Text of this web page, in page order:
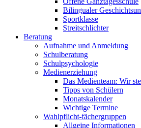
Bilingualer
Sportklasse
Streitschlichter
Beratung
Aufnahme und Anmeldung
Schulberatung
Schulpsychologie
Medienerziehung
Das Medienteam: Wir
Tipps von Schülern
Monatskalender
Wichtige Termine
Wahlpflicht-fächergruppen
Allgeine Informationen